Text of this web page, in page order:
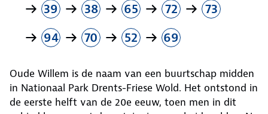
39
38 65 72
73
94
70 52 69
Oude Willem is de naam van een buurtschap midden
in Nationaal Park Drents-Friese Wold. Het ontstond in
de eerste helft van de 20e eeuw, toen men in dit